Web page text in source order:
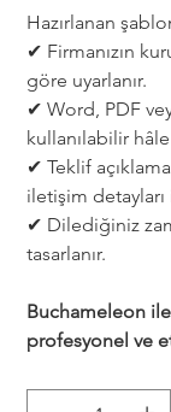
Hazırlanan
✔ Firmanızın
göre uyarlanır.
✔ Word, PDF
kullanılabilir
✔ Teklif
iletişim
✔ Dilediğiniz
tasarlanır.
Buchameleon
profesyonel ve